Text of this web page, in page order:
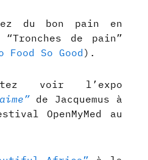
du bon pain en
de pain”
Food So Good ).
voir l’expo
de Jacquemus à
OpenMyMed au